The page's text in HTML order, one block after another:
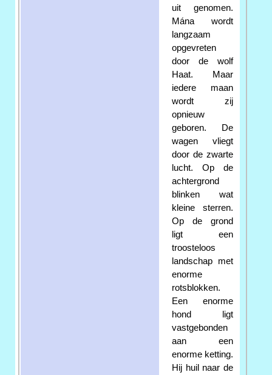
uit genomen.
Mána wordt
langzaam
opgevreten
door de wolf
Haat. Maar
iedere maan
wordt zij
opnieuw
geboren. De
wagen vliegt
door de zwarte
lucht. Op de
achtergrond
blinken wat
kleine sterren.
Op de grond
ligt een
troosteloos
landschap met
enorme
rotsblokken.
Een enorme
hond ligt
vastgebonden
aan een
enorme ketting.
Hij huil naar de